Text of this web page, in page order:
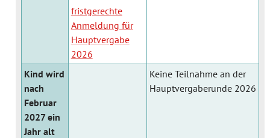
fristgerechte
Anmeldung für
Hauptvergabe
2026
Kind wird
nach
Februar
2027 ein
Jahr alt
Keine Teilnahme an der
Hauptvergaberunde 2026